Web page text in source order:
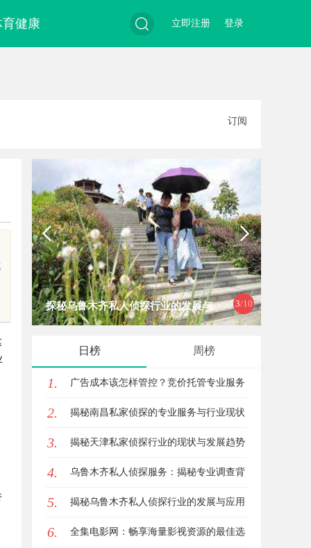
育健康 登录
立即注册
订阅
4/10
秘乌鲁木齐私人侦探行业的发展与
优势
深度解析南昌私家
日榜 周榜
1. 广告成本该怎样管控？竞价托管专业服务
商俐麸科技
2. 揭秘南昌私家侦探的专业服务与行业现状
全面解析
3. 揭秘天津私家侦探行业的现状与发展趋势
4. 乌鲁木齐私人侦探服务：揭秘专业调查背
后的故事与应用
5. 揭秘乌鲁木齐私人侦探行业的发展与应用
前景
6. 全集电影网：畅享海量影视资源的最佳选